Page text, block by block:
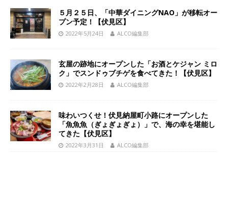
５月２５日、「中華ダイニングNAO」が移転オー
プン予定！【伏見区】
2022年5月24日 ALCO編集部
玄屋の跡地にオープンした「お酒とケジャン ミロ
ク」でスンドゥブチゲを食べてきた！【伏見区】
2022年2月28日 ALCO編集部
味わいつくせ！伏見納屋町小路にオープンした
「魚魚魚（ぎょぎょぎょ）」で、海の幸を堪能し
てきた【伏見区】
2022年3月31日 ALCO編集部